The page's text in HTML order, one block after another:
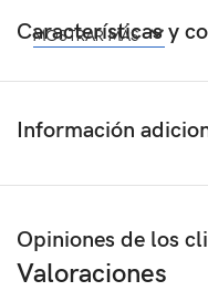
Características y
MOSTRAR MÁS
Información
Opiniones de los
Valoraciones